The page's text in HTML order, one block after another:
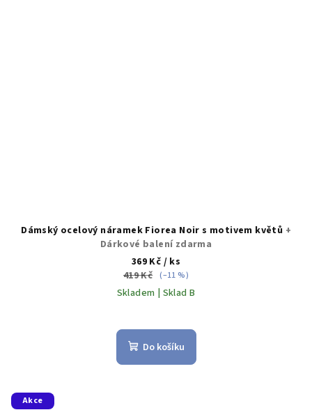
Dámský ocelový náramek Fiorea Noir s motivem květů +
Dárkové balení zdarma
369 Kč / ks
419 Kč (–11 %)
Skladem | Sklad B
Do košíku
Akce